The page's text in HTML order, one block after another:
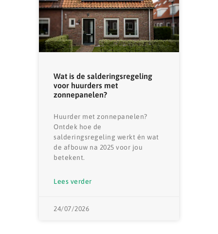
Wat is de salderingsregeling
voor huurders met
zonnepanelen?
Huurder met zonnepanelen?
Ontdek hoe de
salderingsregeling werkt én wat
de afbouw na 2025 voor jou
betekent.
Lees verder
24/07/2026